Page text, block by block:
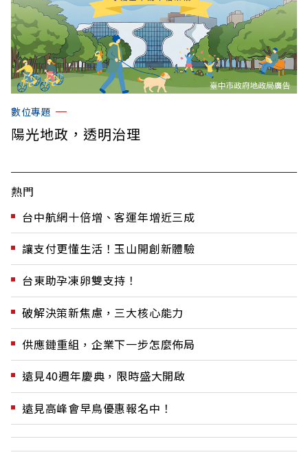
數位專題
陽光地政，透明治理
熱門
台中航網十倍增、客運年增近三成
讓支付更懂生活！玉山開創新體驗
台東助孕凍卵雙支持！
破解決策新焦慮，三大核心能力
供應鏈重組，企業下一步怎麼佈局
遠見40週年慶典，限時盛大開啟
遠見高峰會早鳥優惠報名中！